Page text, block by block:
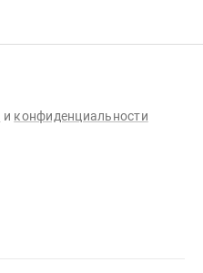
и конфиденциальности